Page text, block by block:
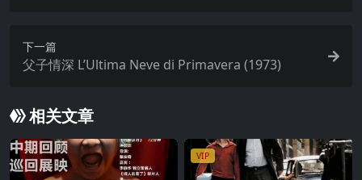
下一篇
父子情深 L’Ultima Neve di Primavera (1973)
相关文章
VIP